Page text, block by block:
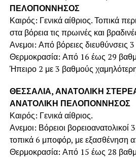
ΠΕΛΟΠΟΝΝΗΣΟΣ
Καιρός: Γενικά αίθριος. Τοπικά
στα βόρεια τις πρωινές και
Ανεμοι: Από βόρειες διευθύνσεις
Θερμοκρασία: Από 16 έως 29
Ήπειρο 2 με 3 βαθμούς
ΘΕΣΣΑΛΙΑ, ΑΝΑΤΟΛΙΚΗ
ΑΝΑΤΟΛΙΚΗ ΠΕΛΟΠΟΝΝΗΣΟΣ
Καιρός: Γενικά αίθριος.
Ανεμοι: Βόρειοι βορειοανατολικοί
τοπικά 6 μποφόρ, με εξασθένηση
Θερμοκρασία: Από 15 έως 28